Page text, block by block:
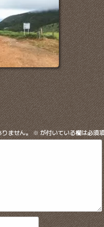
りません。※が付いている欄は必須